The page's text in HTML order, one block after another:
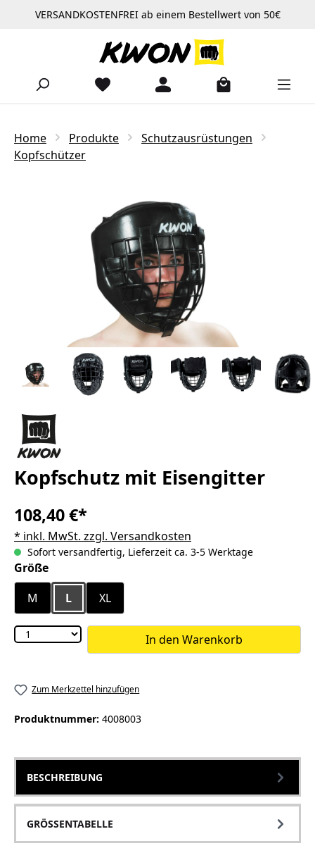
Zum Hauptinhalt springen
VERSANDKOSTENFREI ab einem Bestellwert von 50€
Home Produkte
Schutzausrüstungen
Kopfschützer
Kopfschutz mit Eisengitter
108,40 €*
* inkl. MwSt. zzgl. Versandkosten
Sofort versandfertig, Lieferzeit ca. 3-5 Werktage
Größeauswählen
M
L XL
In den Warenkorb
Zum Merkzettel hinzufügen
Produktnummer: 4008003
BESCHREIBUNG
GRÖSSENTABELLE